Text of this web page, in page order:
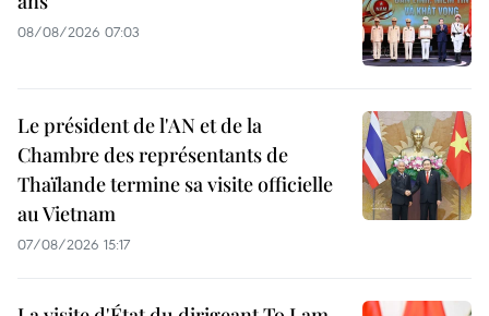
08/08/2026 07:03
Le président de l'AN et de la
Chambre des représentants de
Thaïlande termine sa visite officielle
au Vietnam
07/08/2026 15:17